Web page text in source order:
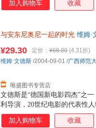
作品已成为电影史上的经典。
文德斯在这部电影拍摄期间所
程。这是一本电影大师写电影
论，而是两位大师合作过程的
加入购物车 收藏
与安东尼奥尼一起的时光 维姆·
文德斯是“德国新电影四杰”之
利导演，20世纪电影的代表性
近30部影片，其中《奇遇》、
作品已成为电影史上的经典。
¥29.30 定价： ¥68.00 (4.31折)
唯盛图书专营店
维姆·文德斯 /2004-09-01 /广西师范
加入购物车 收藏